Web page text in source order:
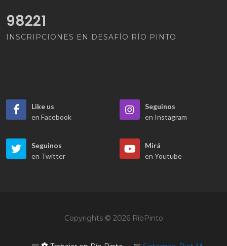
98221
INSCRIPCIONES EN DESAFÍO RÍO PINTO
Like us
en Facebook
Seguinos
en Instagram
Seguinos
en Twitter
Mirá
en Youtube
Copyrights © 2026 RíoPinto